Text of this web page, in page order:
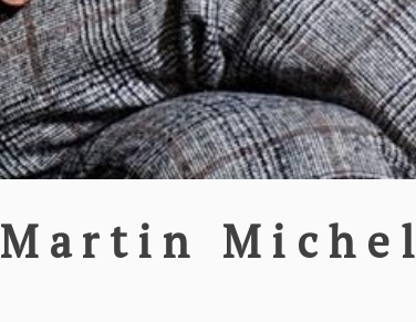
Martin Michel